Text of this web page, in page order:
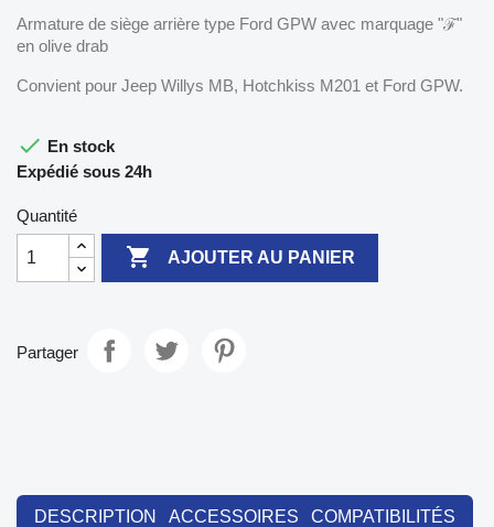
Armature de siège arrière type Ford GPW avec marquage "ℱ"
en olive drab
Convient pour Jeep Willys MB, Hotchkiss M201 et Ford GPW.
 En stock
Expédié sous 24h
Quantité
 AJOUTER AU PANIER
Partager
DESCRIPTION ACCESSOIRES COMPATIBILITÉS